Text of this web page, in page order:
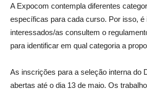
A Expocom contempla diferentes
específicas para cada curso. Por isso, é
interessados/as consultem o
para identificar em qual categoria a
As inscrições para a seleção interna do
abertas até o dia 13 de maio. Os